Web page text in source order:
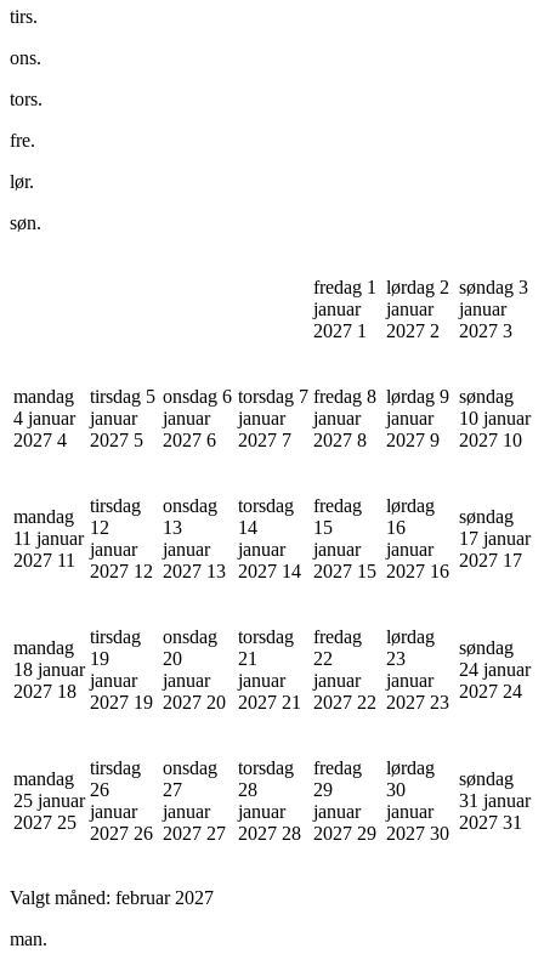
tirs.
ons.
tors.
fre.
lør.
søn.
fredag 1
januar
2027 1
lørdag 2
januar
2027 2
søndag 3
januar
2027 3
mandag
4 januar
2027 4
tirsdag 5
januar
2027 5
onsdag 6
januar
2027 6
torsdag 7
januar
2027 7
fredag 8
januar
2027 8
lørdag 9
januar
2027 9
søndag
10 januar
2027 10
mandag
11 januar
2027 11
tirsdag
12
januar
2027 12
onsdag
13
januar
2027 13
torsdag
14
januar
2027 14
fredag
15
januar
2027 15
lørdag
16
januar
2027 16
søndag
17 januar
2027 17
mandag
18 januar
2027 18
tirsdag
19
januar
2027 19
onsdag
20
januar
2027 20
torsdag
21
januar
2027 21
fredag
22
januar
2027 22
lørdag
23
januar
2027 23
søndag
24 januar
2027 24
mandag
25 januar
2027 25
tirsdag
26
januar
2027 26
onsdag
27
januar
2027 27
torsdag
28
januar
2027 28
fredag
29
januar
2027 29
lørdag
30
januar
2027 30
søndag
31 januar
2027 31
Valgt måned: februar 2027
man.